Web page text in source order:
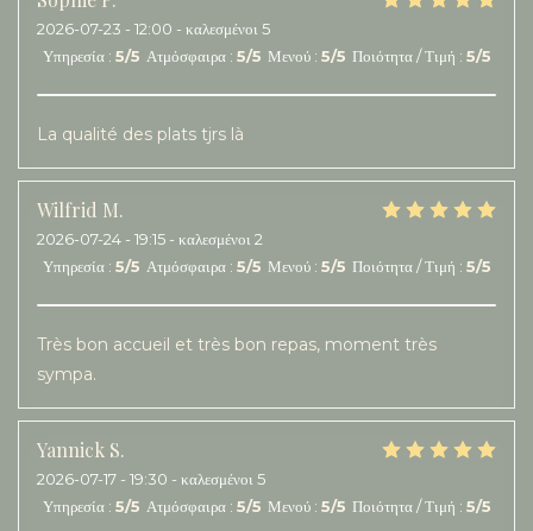
2026-07-23 - 12:00 - καλεσμένοι 5
Υπηρεσία : 5/5 Ατμόσφαιρα : 5/5 Μενού : 5/5 Ποιότητα / Τιμή : 5/5
La qualité des plats tjrs là
Wilfrid M
2026-07-24 - 19:15 - καλεσμένοι 2
Υπηρεσία : 5/5 Ατμόσφαιρα : 5/5 Μενού : 5/5 Ποιότητα / Τιμή : 5/5
Très bon accueil et très bon repas, moment très
sympa.
Yannick S
2026-07-17 - 19:30 - καλεσμένοι 5
Υπηρεσία : 5/5 Ατμόσφαιρα : 5/5 Μενού : 5/5 Ποιότητα / Τιμή : 5/5